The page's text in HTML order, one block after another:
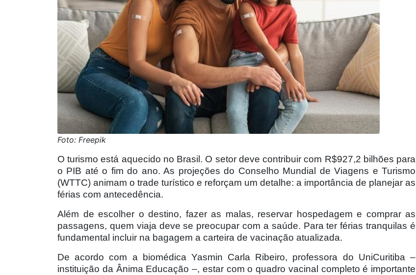
Foto: Freepik
O turismo está aquecido no Brasil. O setor deve contribuir com R$927,2 bilhões para
o PIB até o fim do ano. As projeções do Conselho Mundial de Viagens e Turismo
(WTTC) animam o trade turístico e reforçam um detalhe: a importância de planejar as
férias com antecedência.
Além de escolher o destino, fazer as malas, reservar hospedagem e comprar as
passagens, quem viaja deve se preocupar com a saúde. Para ter férias tranquilas é
fundamental incluir na bagagem a carteira de vacinação atualizada.
De acordo com a biomédica Yasmin Carla Ribeiro, professora do UniCuritiba –
instituição da Ânima Educação –, estar com o quadro vacinal completo é importante